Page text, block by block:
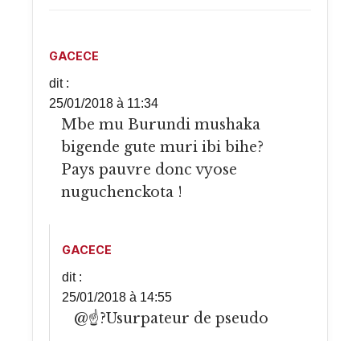
GACECE
dit :
25/01/2018 à 11:34
Mbe mu Burundi mushaka
bigende gute muri ibi bihe?
Pays pauvre donc vyose
nuguchenckota !
GACECE
dit :
25/01/2018 à 14:55
@☝?Usurpateur de pseudo